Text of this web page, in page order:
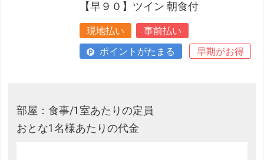
【早９０】ツイン 朝食付
現地払い
事前払い
ポイントがたまる
早期がお得
部屋：食事/1室あたりの定員
おとな1名様あたりの代金